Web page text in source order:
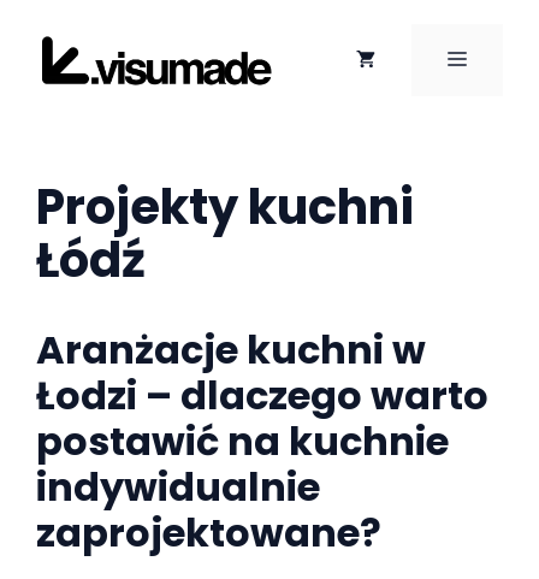
treści
MENU
Projekty kuchni
Łódź
Aranżacje kuchni w
Łodzi – dlaczego warto
postawić na kuchnie
indywidualnie
zaprojektowane?